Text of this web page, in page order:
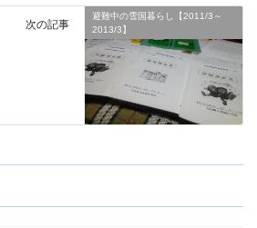
避難中の雪国暮らし【2011/3～
2013/3】
次の記事